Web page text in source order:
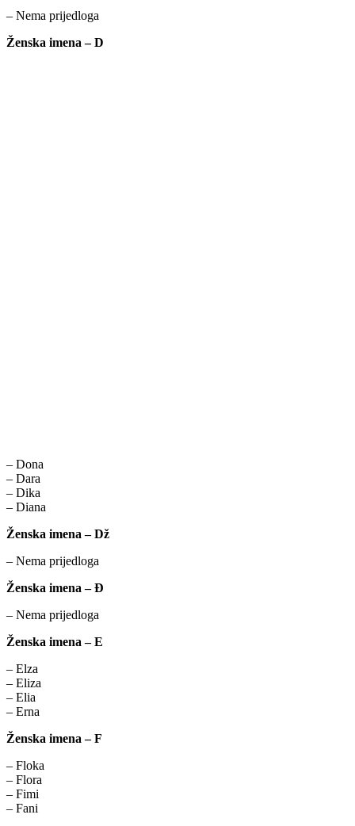
– Nema prijedloga
Ženska imena – D
– Dona
– Dara
– Dika
– Diana
Ženska imena – Dž
– Nema prijedloga
Ženska imena – Đ
– Nema prijedloga
Ženska imena – E
– Elza
– Eliza
– Elia
– Erna
Ženska imena – F
– Floka
– Flora
– Fimi
– Fani